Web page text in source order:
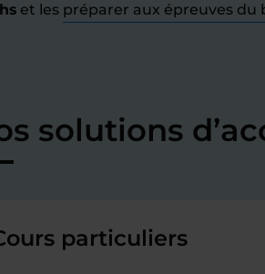
et les préparer aux épreuves du
solutions
particuliers